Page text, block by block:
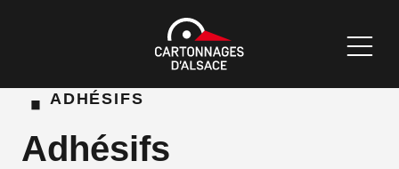
·ADHÉSIFS
Adhésifs